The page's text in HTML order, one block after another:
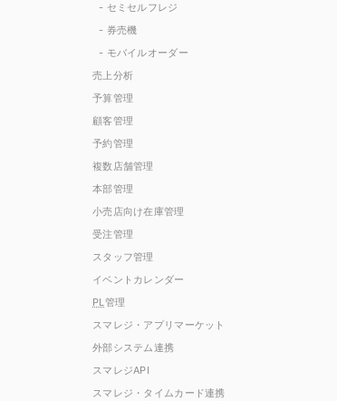
- セミセルフレジ
- 券売機
- モバイルオーダー
売上分析
予算管理
顧客管理
予約管理
複数店舗管理
本部管理
小売店向け在庫管理
受注管理
スタッフ管理
イベントカレンダー
PL管理
スマレジ・アプリマーケット
外部システム連携
スマレジAPI
スマレジ・タイムカード連携